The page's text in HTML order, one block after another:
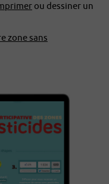
ou dessiner un
zone sans